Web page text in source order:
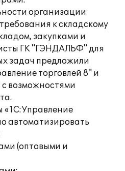
организации
к складскому
закупками и
ГК "ГЭНДАЛЬФ" для
задач предложили
торговлей 8" и
возможностями
«1С:Управление
автоматизировать
(оптовыми и